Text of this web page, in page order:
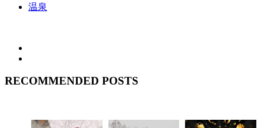
温泉
RECOMMENDED POSTS